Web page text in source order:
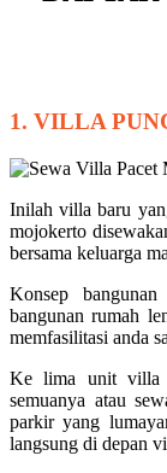
1. VILLA
Inilah villa baru
mojokerto
bersama keluarga
Konsep
bangunan rumah
memfasilitasi anda
Ke lima unit villa
semuanya atau
parkir yang
langsung di depan